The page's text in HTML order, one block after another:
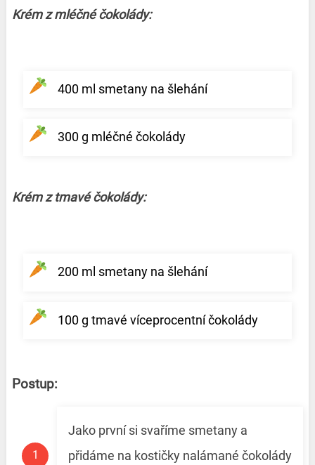
Krém z mléčné čokolády:
400 ml smetany na šlehání
300 g mléčné čokolády
Krém z tmavé čokolády:
200 ml smetany na šlehání
100 g tmavé víceprocentní čokolády
Postup:
Jako první si svaříme smetany a
přidáme na kostičky nalámané čokolády